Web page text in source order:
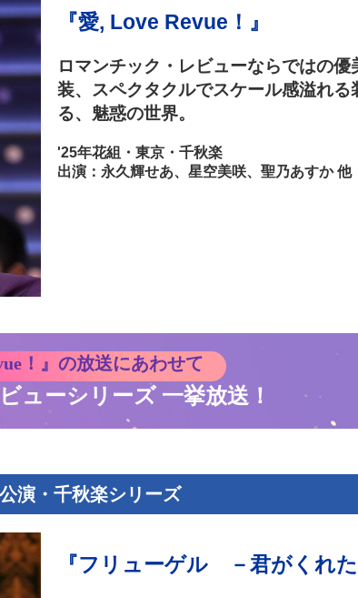
『愛, Love Revue！』
ロマンチック・レビューならではの
装、スペクタクルでスケール感溢れ
る、魅惑の世界。
'25年花組・東京・千秋楽
出演：永久輝せあ、星空美咲、聖乃あすか 他
！』の放送にあわせて
ューシリーズ 一挙放送！
演・千秋楽シリーズ
『フリューゲル －君がくれた